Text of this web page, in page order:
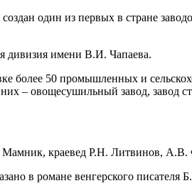
один из первых в стране
дивизия имени В.И. Чапаева.
более 50 промышленных и
– овощесушильный завод, завод
краевед Р.Н. Литвинов, А.В.
в романе венгерского